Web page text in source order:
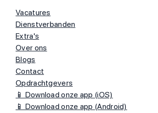
Vacatures
Dienstverbanden
Extra's
Over ons
Blogs
Contact
Opdrachtgevers
📱 Download onze app (iOS)
📱 Download onze app (Android)